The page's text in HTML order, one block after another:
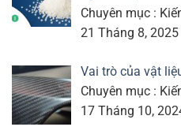
Chuyên mục :
21 Tháng 8, 2025
Vai trò của vật
Chuyên mục :
17 Tháng 10,